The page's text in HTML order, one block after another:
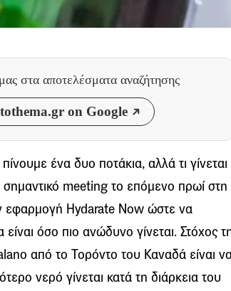
στα αποτελέσματα αναζήτησης
on Google
ένα δυο ποτάκια, αλλά τι γίνεται
meeting το επόμενο πρωί στη
εφαρμογή Hydarate Now ώστε να
όσο πιο ανώδυνο γίνεται. Στόχος
από το Τορόντο του Καναδά είναι
νερό γίνεται κατά τη διάρκεια του